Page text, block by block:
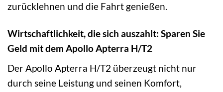
zurücklehnen und die Fahrt genießen.
Wirtschaftlichkeit, die sich auszahlt: Sparen Sie
Geld mit dem Apollo Apterra H/T2
Der Apollo Apterra H/T2 überzeugt nicht nur
durch seine Leistung und seinen Komfort,